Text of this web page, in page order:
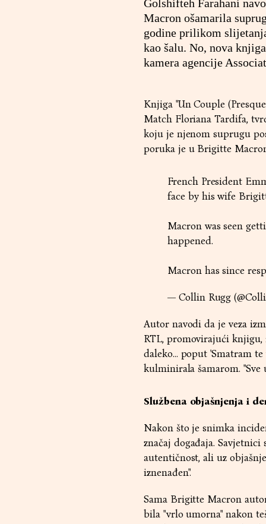
Golshifteh Farahani
Macron ošamarila
godine prilikom
kao šalu. No, nova
kamera agencije
Knjiga "Un Couple
Match Floriana Tardifa,
koju je njenom suprugu
poruka je u Brigitte
French President
face by his wife
Macron was seen
happened.
Macron has since
— Collin Rugg
Autor navodi da je veza
RTL, promovirajući
daleko... poput 'Smatram
kulminirala šamarom.
Službena objašnjenja i
Nakon što je snimka
značaj događaja.
autentičnost, ali uz
iznenađen".
Sama Brigitte Macron
bila "vrlo umorna" nakon